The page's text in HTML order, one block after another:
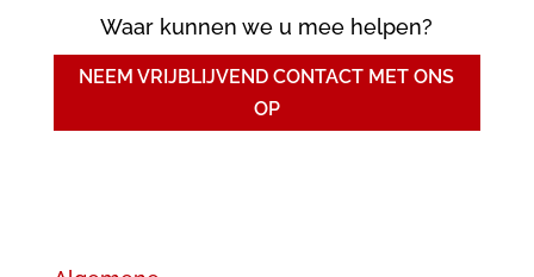
Waar kunnen we u mee helpen?
NEEM VRIJBLIJVEND CONTACT MET ONS
OP